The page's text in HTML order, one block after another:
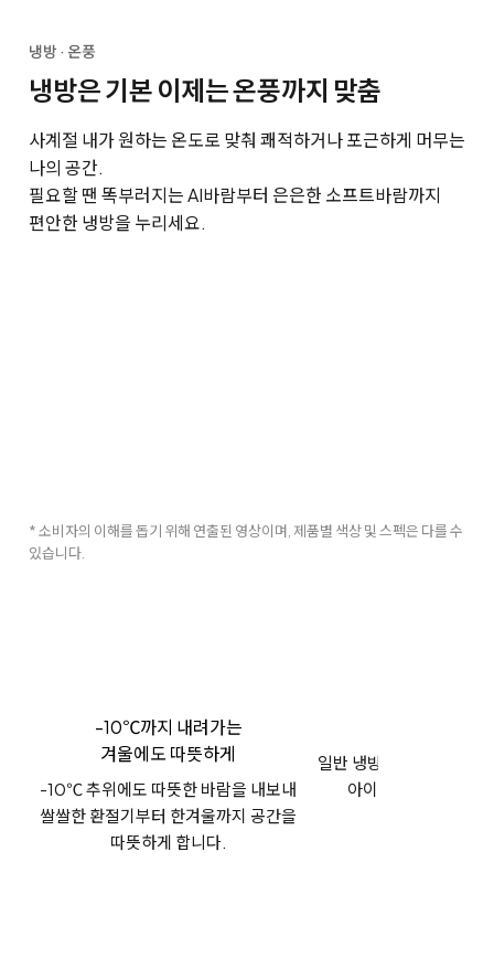
냉방 · 온풍
냉방은 기본 이제는 온풍까지 맞춤
사계절 내가 원하는 온도로 맞춰 쾌적하거나 포근하게 머무는
나의 공간.
필요할 땐 똑부러지는 AI바람부터 은은한 소프트바람까지
편안한 냉방을 누리세요.
* 소비자의 이해를 돕기 위해 연출된 영상이며, 제품별 색상 및 스펙은 다를 수
있습니다.
-10℃까지 내려가는
겨울에도 따뜻하게
-10℃ 추위에도 따뜻한 바람을 내보내
쌀쌀한 환절기부터 한겨울까지 공간을
따뜻하게 합니다.
일반 냉방으로 더위가 다
아이스쿨파워로 시